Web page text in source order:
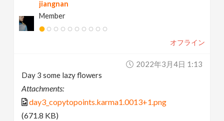
jiangnan
Member
オフライン
2022年3月4日 1:13
Day 3 some lazy flowers
Attachments:
day3_copytopoints.karma1.0013+1.png
(671.8 KB)